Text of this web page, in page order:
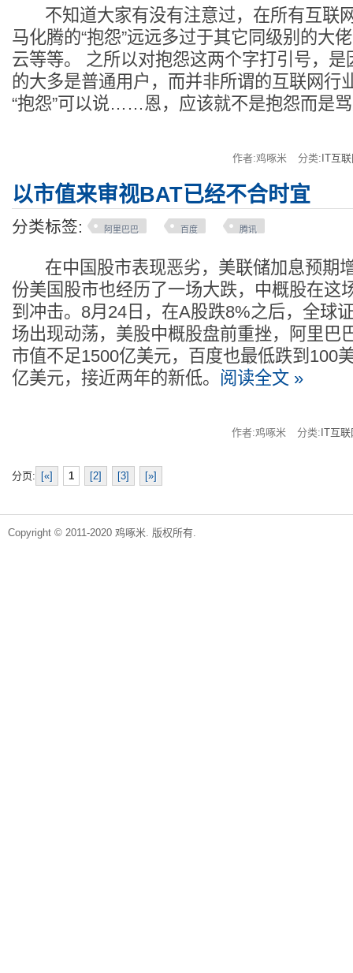
不知道大家有没有注意过，在所有互联
马化腾的“抱怨”远远多过于其它同级别的大
云等等。 之所以对抱怨这两个字打引号，是
的大多是普通用户，而并非所谓的互联网行
“抱怨”可以说……恩，应该就不是抱怨而是
作者:鸡啄米 分类: IT互
以市值来审视BAT已经不合时宜
分类标签: 阿里巴巴 百度 腾讯
在中国股市表现恶劣，美联储加息预期
份美国股市也经历了一场大跌，中概股在这
到冲击。8月24日，在A股跌8%之后，全球
场出现动荡，美股中概股盘前重挫，阿里巴
市值不足1500亿美元，百度也最低跌到100
亿美元，接近两年的新低。 阅读全文 »
作者:鸡啄米 分类: IT互
分页: [«] 1 [2] [3] [»]
Copyright © 2011-2020 鸡啄米. 版权所有.